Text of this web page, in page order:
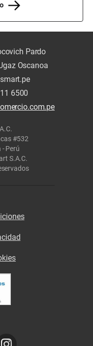
Pardo
Oscanoa
6500
#532
- Perú
S.A.C.